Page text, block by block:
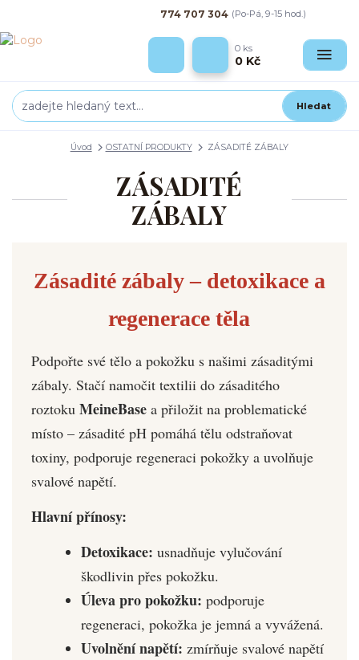
Hledat
774 707 304 (Po-Pá, 9-15 hod.)
0 ks
0 Kč
Úvod OSTATNÍ PRODUKTY ZÁSADITÉ ZÁBALY
ZÁSADITÉ
ZÁBALY
Zásadité zábaly – detoxikace a
regenerace těla
Podpořte své tělo a pokožku s našimi zásaditými
zábaly. Stačí namočit textilii do zásaditého
roztoku MeineBase a přiložit na problematické
místo – zásadité pH pomáhá tělu odstraňovat
toxiny, podporuje regeneraci pokožky a uvolňuje
svalové napětí.
Hlavní přínosy:
Detoxikace: usnadňuje vylučování
škodlivin přes pokožku.
Úleva pro pokožku: podporuje
regeneraci, pokožka je jemná a vyvážená.
Uvolnění napětí: zmírňuje svalové napětí